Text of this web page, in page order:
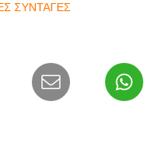
ΣΥΝΤΑΓΕΣ